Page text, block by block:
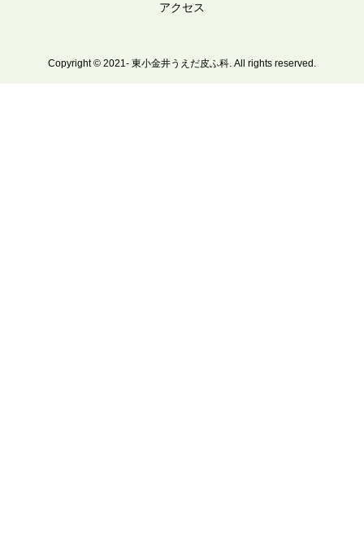
アクセス
Copyright © 2021- 東小金井うえだ皮ふ科. All rights reserved.